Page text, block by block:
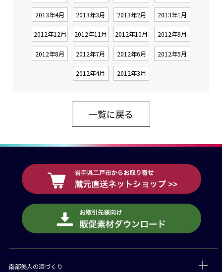
2013年4月 2013年3月 2013年2月 2013年1月
2012年12月 2012年11月 2012年10月 2012年9月
2012年8月 2012年7月 2012年6月 2012年5月
2012年4月 2012年3月
一覧に戻る
南部美人の酒づくり